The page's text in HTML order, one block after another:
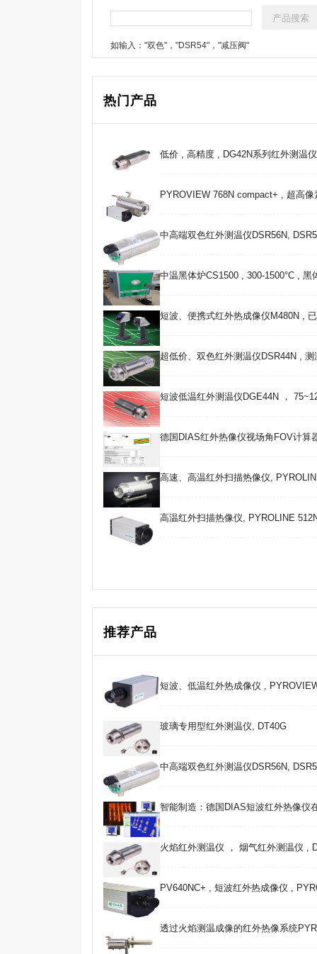
如输入："双色"，"DSR54"，"减压阀"
热门产品
低价 , 高精度 , DG42N系列红外测温
PYROVIEW 768N compact+ , 超高
中高端双色红外测温仪DSR56N,
中温黑体炉CS1500 , 300-1500°C , 黑
短波、便携式红外热成像仪M480N ,
超低价、双色红外测温仪DSR44N , 测
短波低温红外测温仪DGE44N ，
德国DIAS红外热像仪视场角FOV计算
高速、高温红外扫描热像仪,
高温红外扫描热像仪, PYROLINE
推荐产品
短波、低温红外热成像仪 ,
玻璃专用型红外测温仪, DT40G
中高端双色红外测温仪DSR56N,
智能制造：德国DIAS短波红外热像仪
火焰红外测温仪 ， 烟气红外测温仪 ,
PV640NC+ , 短波红外热成像仪 ,
透过火焰测温成像的红外热像系统